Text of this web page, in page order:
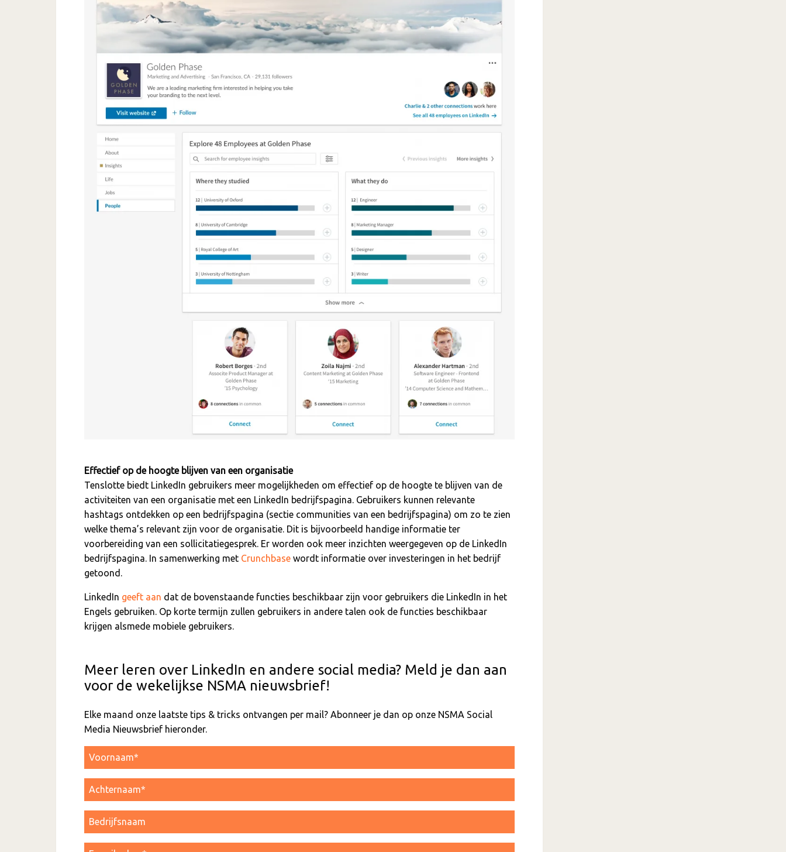
Effectief op de hoogte blijven van een organisatie
Tenslotte biedt LinkedIn gebruikers meer mogelijkheden om effectief op de hoogte te blijven van de
activiteiten van een organisatie met een LinkedIn bedrijfspagina. Gebruikers kunnen relevante
hashtags ontdekken op een bedrijfspagina (sectie communities van een bedrijfspagina) om zo te zien
welke thema’s relevant zijn voor de organisatie. Dit is bijvoorbeeld handige informatie ter
voorbereiding van een sollicitatiegesprek. Er worden ook meer inzichten weergegeven op de LinkedIn
bedrijfspagina. In samenwerking met Crunchbase wordt informatie over investeringen in het bedrijf
getoond.
LinkedIn geeft aan dat de bovenstaande functies beschikbaar zijn voor gebruikers die LinkedIn in het
Engels gebruiken. Op korte termijn zullen gebruikers in andere talen ook de functies beschikbaar
krijgen alsmede mobiele gebruikers.
Meer leren over LinkedIn en andere social media? Meld je dan aan
voor de wekelijkse NSMA nieuwsbrief!
Elke maand onze laatste tips & tricks ontvangen per mail? Abonneer je dan op onze NSMA Social
Media Nieuwsbrief hieronder.